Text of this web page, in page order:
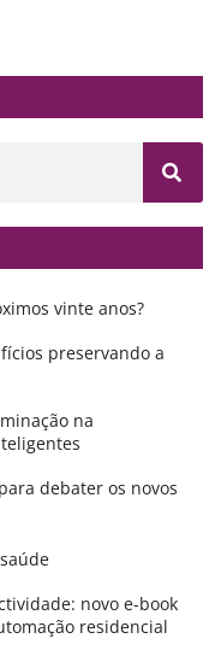
vinte anos?
preservando a
na
debater os novos
novo e-book
residencial